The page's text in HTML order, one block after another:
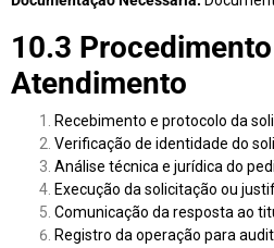
10.3
Atendimento
Recebimento e protocolo da
Verificação de identidade do
Análise técnica e jurídica do
Execução da solicitação ou
Comunicação da resposta ao
Registro da operação para